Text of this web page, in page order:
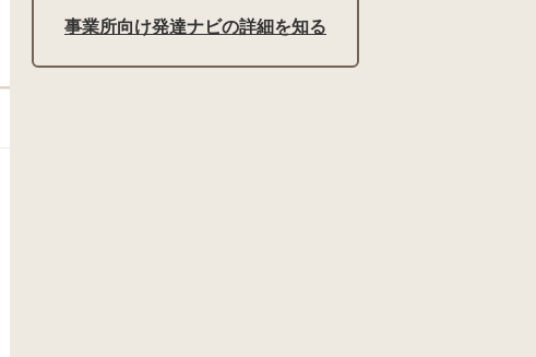
事業所向け発達ナビの詳細を知る